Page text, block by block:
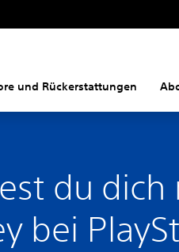
und Rückerstattungen
du dich
bei